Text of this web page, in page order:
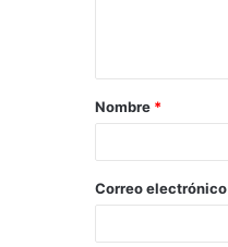
a
r
*
Nombre *
Correo electrónico